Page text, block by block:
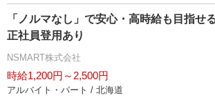
「ノルマなし」で安心・高時給も目指せ
正社員登用あり
NSMART株式会社
時給1,200円～2,500円
アルバイト・パート / 北海道